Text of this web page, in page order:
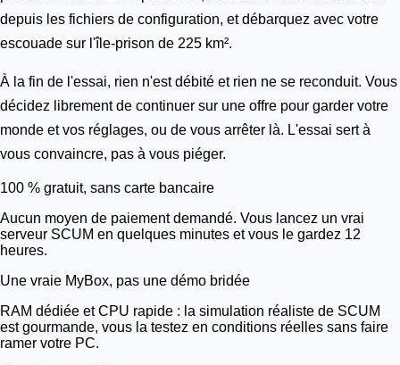
depuis les fichiers de configuration, et débarquez avec votre
escouade sur l'île-prison de 225 km².
À la fin de l'essai, rien n'est débité et rien ne se reconduit. Vous
décidez librement de continuer sur une offre pour garder votre
monde et vos réglages, ou de vous arrêter là. L'essai sert à
vous convaincre, pas à vous piéger.
100 % gratuit, sans carte bancaire
Aucun moyen de paiement demandé. Vous lancez un vrai
serveur SCUM en quelques minutes et vous le gardez 12
heures.
Une vraie MyBox, pas une démo bridée
RAM dédiée et CPU rapide : la simulation réaliste de SCUM
est gourmande, vous la testez en conditions réelles sans faire
ramer votre PC.